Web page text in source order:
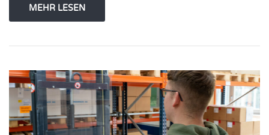
MEHR LESEN